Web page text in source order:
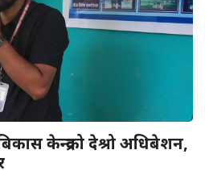
केन्द्रको देश्रो अधिबेशन,